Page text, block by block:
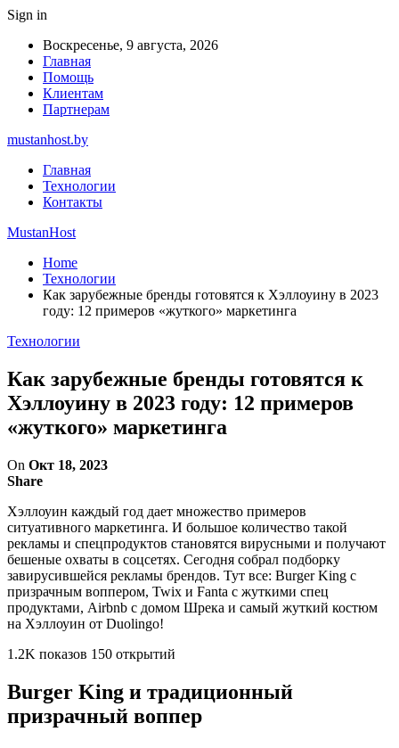
Sign in
Воскресенье, 9 августа, 2026
Главная
Помощь
Клиентам
Партнерам
mustanhost.by
Главная
Технологии
Контакты
MustanHost
Home
Технологии
Как зарубежные бренды готовятся к Хэллоуину в 2023
году: 12 примеров «жуткого» маркетинга
Технологии
Как зарубежные бренды готовятся к
Хэллоуину в 2023 году: 12 примеров
«жуткого» маркетинга
On Окт 18, 2023
Share
Хэллоуин каждый год дает множество примеров
ситуативного маркетинга. И большое количество такой
рекламы и спецпродуктов становятся вирусными и получают
бешеные охваты в соцсетях. Сегодня собрал подборку
завирусившейся рекламы брендов. Тут все: Burger King с
призрачным воппером, Twix и Fanta с жуткими спец
продуктами, Airbnb с домом Шрека и самый жуткий костюм
на Хэллоуин от Duolingo!
1.2K показов 150 открытий
Burger King и традиционный
призрачный воппер